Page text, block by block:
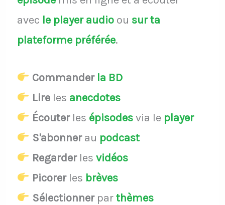
avec le player audio ou sur ta
plateforme préférée.
Commander la BD
Lireles anecdotes
Écouterles épisodesvia le player
S'abonnerau podcast
Regarderles vidéos
Picorerles brèves
Sélectionnerparthèmes